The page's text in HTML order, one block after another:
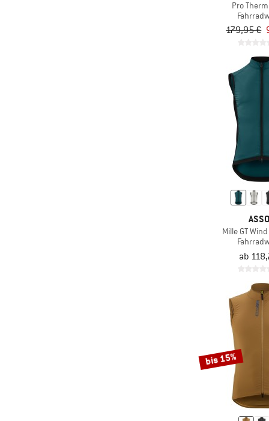
Pro
179,95 €
Mille GT
ab
bis 15%